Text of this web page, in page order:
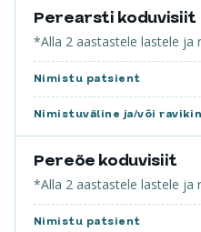
Perearsti koduvisiit
*Alla 2 aastastele lastele ja
Nimistu patsient
Nimistuväline ja/või
Pereõe koduvisiit
*Alla 2 aastastele lastele ja
Nimistu patsient